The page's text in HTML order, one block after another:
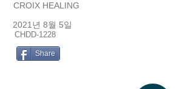
CROIX HEALING
2021년 8월 5일
CHDD-1228
Share